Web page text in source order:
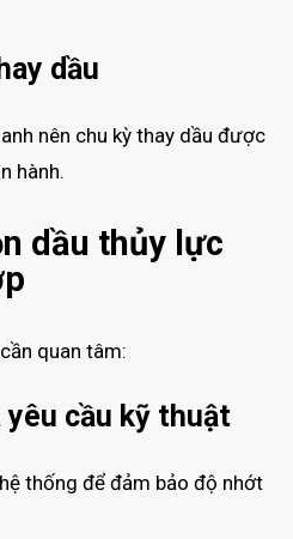
dầu
nên chu kỳ thay dầu được
hành.
dầu thủy lực
quan tâm:
yêu cầu kỹ thuật
thống để đảm bảo độ nhớt